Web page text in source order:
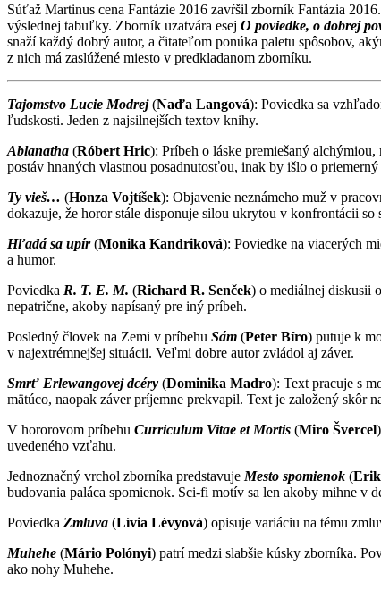
Súťaž Martinus cena Fantázie 2016 zavŕšil zborník Fantázia
výslednej tabuľky. Zborník uzatvára esej O poviedke, o dobrej
snaží každý dobrý autor, a čitateľom ponúka paletu spôsobov,
z nich má zaslúžené miesto v predkladanom zborníku.
Tajomstvo Lucie Modrej(Naďa Langová): Poviedka sa
ľudskosti. Jeden z najsilnejších textov knihy.
Ablanatha (Róbert Hric): Príbeh o láske premiešaný
postáv hnaných vlastnou posadnutosťou, inak by išlo o
Ty vieš… (Honza Vojtíšek): Objavenie neznámeho muž v
dokazuje, že horor stále disponuje silou ukrytou v konfrontácii
Hľadá sa upír(Monika Kandriková): Poviedke na viacerých
a humor.
Poviedka R. T. E. M. (Richard R. Senček) o mediálnej diskusii
nepatrične, akoby napísaný pre iný príbeh.
Posledný človek na Zemi v príbehu Sám (Peter Bíro) putuje k
v najextrémnejšej situácii. Veľmi dobre autor zvládol aj záver.
Smrť Erlewangovej dcéry (Dominika Madro): Text pracuje s
mätúco, naopak záver príjemne prekvapil. Text je založený skôr
V hororovom príbehu Curriculum Vitae et Mortis (Miro Švercel
uvedeného vzťahu.
Jednoznačný vrchol zborníka predstavuje Mesto spomienok (
budovania paláca spomienok. Sci-fi motív sa len akoby mihne v
Poviedka Zmluva (Lívia Lévyová) opisuje variáciu na tému
Muhehe (Mário Polónyi) patrí medzi slabšie kúsky zborníka.
ako nohy Muhehe.